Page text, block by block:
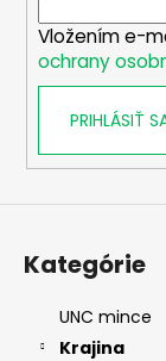
Vložením e-
ochrany
PRIHLÁSIŤ
Kategórie
UNC mince
Krajina